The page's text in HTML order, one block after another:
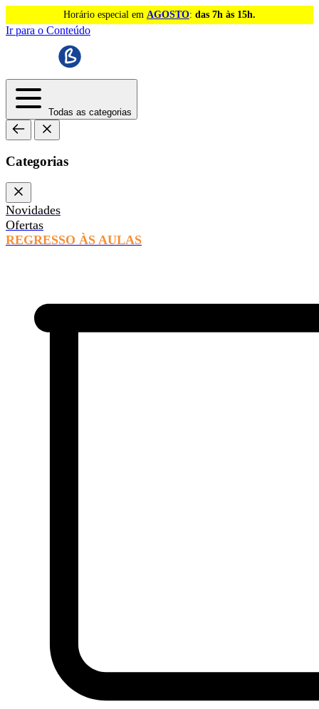
Horário especial em AGOSTO: das 7h às 15h.
Ir para o Conteúdo
Todas as categorias
Categorias
Novidades
Ofertas
REGRESSO ÀS AULAS